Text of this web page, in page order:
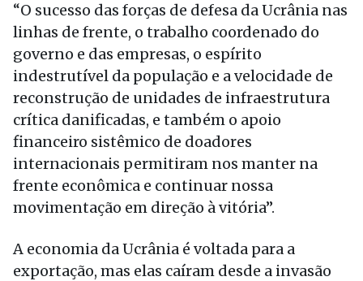
“O sucesso das forças de defesa da Ucrânia nas
linhas de frente, o trabalho coordenado do
governo e das empresas, o espírito
indestrutível da população e a velocidade de
reconstrução de unidades de infraestrutura
crítica danificadas, e também o apoio
financeiro sistêmico de doadores
internacionais permitiram nos manter na
frente econômica e continuar nossa
movimentação em direção à vitória”.
A economia da Ucrânia é voltada para a
exportação, mas elas caíram desde a invasão